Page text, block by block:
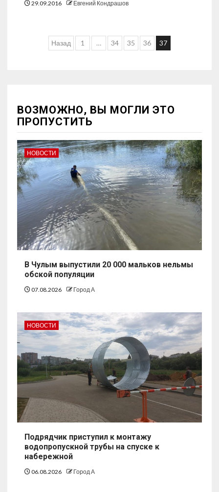
29.09.2016 Евгений Кондрашов
Назад 1 … 34 35 36 37
ВОЗМОЖНО, ВЫ МОГЛИ ЭТО
ПРОПУСТИТЬ
НОВОСТИ
В Чулым выпустили 20 000 мальков нельмы
обской популяции
07.08.2026 Город А
НОВОСТИ
Подрядчик приступил к монтажу
водопропускной трубы на спуске к
набережной
06.08.2026 Город А